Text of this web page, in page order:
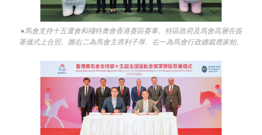
●馬會支持十五運會和殘特奧會香港賽區賽事。特區政府及馬會高層在簽
署儀式上合照。圖右二為馬會主席利子厚、右一為馬會行政總裁應家柏。